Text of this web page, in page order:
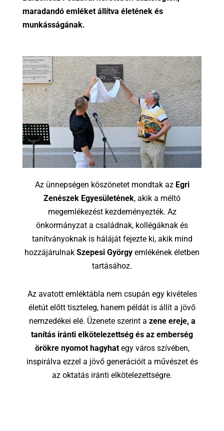
maradandó emléket állítva életének és
munkásságának.
Az ünnepségen köszönetet mondtak az Egri
Zenészek Egyesületének, akik a méltó
megemlékezést kezdeményezték. Az
önkormányzat a családnak, kollégáknak és
tanítványoknak is háláját fejezte ki, akik mind
hozzájárulnak Szepesi György emlékének életben
tartásához.
Az avatott emléktábla nem csupán egy kivételes
életút előtt tiszteleg, hanem példát is állít a jövő
nemzedékei elé. Üzenete szerint a zene ereje, a
tanítás iránti elkötelezettség és az emberség
örökre nyomot hagyhategy város szívében,
inspirálva ezzel a jövő generációit a művészet és
az oktatás iránti elkötelezettségre.